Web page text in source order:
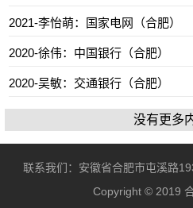
2021-李怡萌：国家电网（合肥）
2020-徐伟：中国银行（合肥）
2020-吴敏：交通银行（合肥）
没有更多
联系我们：安徽省合肥市屯溪路
Copyright © 2019